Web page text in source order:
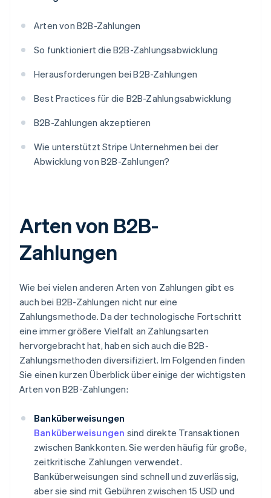
Arten von B2B-Zahlungen
So funktioniert die B2B-Zahlungsabwicklung
Herausforderungen bei B2B-Zahlungen
Best Practices für die B2B-Zahlungsabwicklung
B2B-Zahlungen akzeptieren
Wie unterstützt Stripe Unternehmen bei der
Abwicklung von B2B-Zahlungen?
Arten von B2B-
Zahlungen
Wie bei vielen anderen Arten von Zahlungen gibt es
auch bei B2B-Zahlungen nicht nur eine
Zahlungsmethode. Da der technologische Fortschritt
eine immer größere Vielfalt an Zahlungsarten
hervorgebracht hat, haben sich auch die B2B-
Zahlungsmethoden diversifiziert. Im Folgenden finden
Sie einen kurzen Überblick über einige der wichtigsten
Arten von B2B-Zahlungen:
Banküberweisungen
Banküberweisungen sind direkte Transaktionen
zwischen Bankkonten. Sie werden häufig für große,
zeitkritische Zahlungen verwendet.
Banküberweisungen sind schnell und zuverlässig,
aber sie sind mit Gebühren zwischen 15 USD und